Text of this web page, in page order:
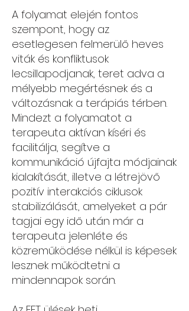
A folyamat elején fontos
szempont, hogy az
esetlegesen felmerülő heves
viták és konfliktusok
lecsillapodjanak, teret adva a
mélyebb megértésnek és a
változásnak a terápiás térben.
Mindezt a folyamatot a
terapeuta aktívan kíséri és
facilitálja, segítve a
kommunikáció újfajta módjainak
kialakítását, illetve a létrejövő
pozitív interakciós ciklusok
stabilizálását, amelyeket a pár
tagjai egy idő után már a
terapeuta jelenléte és
közreműködése nélkül is képesek
lesznek működtetni a
mindennapok során.